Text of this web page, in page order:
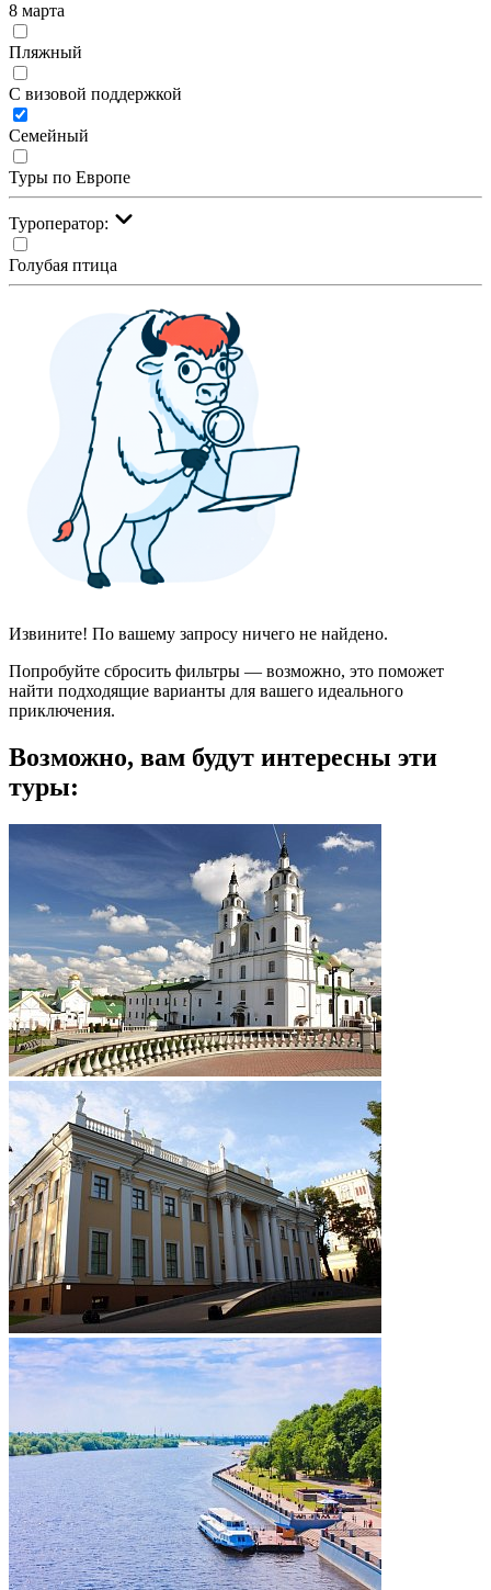
8 марта
Пляжный
С визовой поддержкой
Семейный
Туры по Европе
Туроператор:
Голубая птица
Извините! По вашему запросу ничего не найдено.
Попробуйте сбросить фильтры — возможно, это поможет
найти подходящие варианты для вашего идеального
приключения.
Возможно, вам будут интересны эти
туры: